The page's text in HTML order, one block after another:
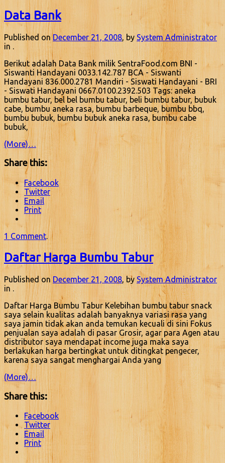
Data Bank
Published onDecember 21, 2008, by System Administrator
in .
Berikut adalah Data Bank milik SentraFood.com BNI -
Siswanti Handayani 0033.142.787 BCA - Siswanti
Handayani 836.000.2781 Mandiri - Siswati Handayani - BRI
- Siswati Handayani 0667.0100.2392.503 Tags: aneka
bumbu tabur, bel bel bumbu tabur, beli bumbu tabur, bubuk
cabe, bumbu aneka rasa, bumbu barbeque, bumbu bbq,
bumbu bubuk, bumbu bubuk aneka rasa, bumbu cabe
bubuk,
(More)…
Share this:
Facebook
Twitter
Email
Print
1 Comment.
Daftar Harga Bumbu Tabur
Published on December 21, 2008, by System Administrator
in .
Daftar Harga Bumbu Tabur Kelebihan bumbu tabur snack
saya selain kualitas adalah banyaknya variasi rasa yang
saya jamin tidak akan anda temukan kecuali di sini Fokus
penjualan saya adalah di pasar Grosir, agar para Agen atau
distributor saya mendapat income juga maka saya
berlakukan harga bertingkat untuk ditingkat pengecer,
karena saya sangat menghargai Anda yang
(More)…
Share this:
Facebook
Twitter
Email
Print